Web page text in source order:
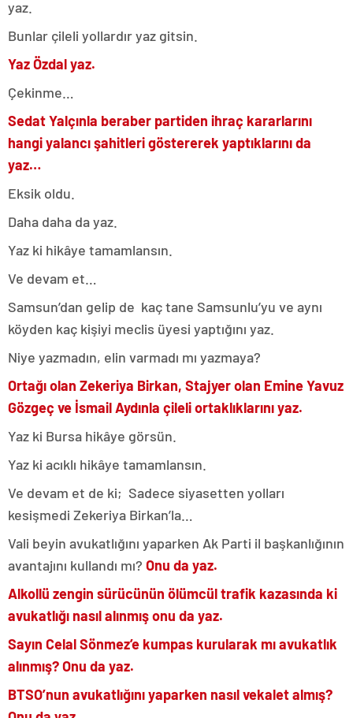
yaz.
Bunlar çileli yollardır yaz gitsin.
Yaz Özdal yaz.
Çekinme…
Sedat Yalçınla beraber partiden ihraç kararlarını
hangi yalancı şahitleri göstererek yaptıklarını da
yaz…
Eksik oldu.
Daha daha da yaz.
Yaz ki hikâye tamamlansın.
Ve devam et…
Samsun’dan gelip de kaç tane Samsunlu’yu ve aynı
köyden kaç kişiyi meclis üyesi yaptığını yaz.
Niye yazmadın, elin varmadı mı yazmaya?
Ortağı olan Zekeriya Birkan, Stajyer olan Emine Yavuz
Gözgeç ve İsmail Aydınla çileli ortaklıklarını yaz.
Yaz ki Bursa hikâye görsün.
Yaz ki acıklı hikâye tamamlansın.
Ve devam et de ki; Sadece siyasetten yolları
kesişmedi Zekeriya Birkan’la…
Vali beyin avukatlığını yaparken Ak Parti il başkanlığının
avantajını kullandı mı? Onu da yaz.
Alkollü zengin sürücünün ölümcül trafik kazasında ki
avukatlığı nasıl alınmış onu da yaz.
Sayın Celal Sönmez’e kumpas kurularak mı avukatlık
alınmış?Onu da yaz.
BTSO’nun avukatlığını yaparken nasıl vekalet almış?